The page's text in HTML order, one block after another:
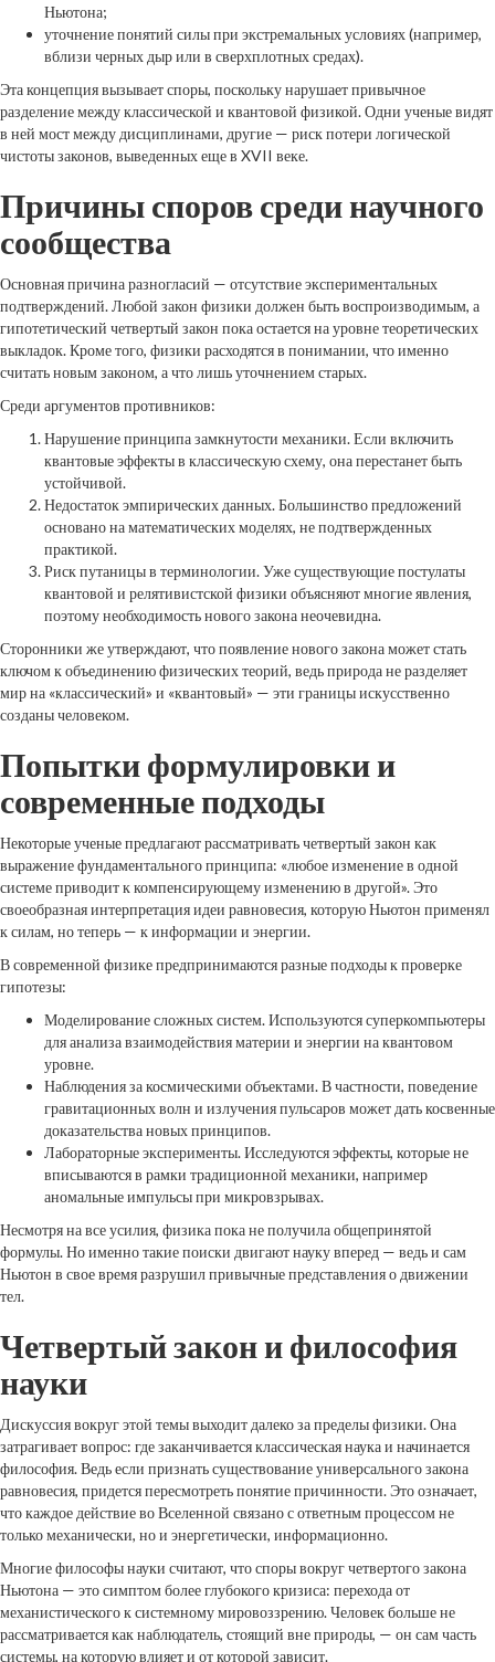
Ньютона;
уточнение понятий силы при экстремальных условиях (например,
вблизи черных дыр или в сверхплотных средах).
Эта концепция вызывает споры, поскольку нарушает привычное
разделение между классической и квантовой физикой. Одни ученые видят
в ней мост между дисциплинами, другие — риск потери логической
чистоты законов, выведенных еще в XVII веке.
Причины споров среди научного
сообщества
Основная причина разногласий — отсутствие экспериментальных
подтверждений. Любой закон физики должен быть воспроизводимым, а
гипотетический четвертый закон пока остается на уровне теоретических
выкладок. Кроме того, физики расходятся в понимании, что именно
считать новым законом, а что лишь уточнением старых.
Среди аргументов противников:
Нарушение принципа замкнутости механики. Если включить
квантовые эффекты в классическую схему, она перестанет быть
устойчивой.
Недостаток эмпирических данных. Большинство предложений
основано на математических моделях, не подтвержденных
практикой.
Риск путаницы в терминологии. Уже существующие постулаты
квантовой и релятивистской физики объясняют многие явления,
поэтому необходимость нового закона неочевидна.
Сторонники же утверждают, что появление нового закона может стать
ключом к объединению физических теорий, ведь природа не разделяет
мир на «классический» и «квантовый» — эти границы искусственно
созданы человеком.
Попытки формулировки и
современные подходы
Некоторые ученые предлагают рассматривать четвертый закон как
выражение фундаментального принципа: «любое изменение в одной
системе приводит к компенсирующему изменению в другой». Это
своеобразная интерпретация идеи равновесия, которую Ньютон применял
к силам, но теперь — к информации и энергии.
В современной физике предпринимаются разные подходы к проверке
гипотезы:
Моделирование сложных систем. Используются суперкомпьютеры
для анализа взаимодействия материи и энергии на квантовом
уровне.
Наблюдения за космическими объектами. В частности, поведение
гравитационных волн и излучения пульсаров может дать косвенные
доказательства новых принципов.
Лабораторные эксперименты. Исследуются эффекты, которые не
вписываются в рамки традиционной механики, например
аномальные импульсы при микровзрывах.
Несмотря на все усилия, физика пока не получила общепринятой
формулы. Но именно такие поиски двигают науку вперед — ведь и сам
Ньютон в свое время разрушил привычные представления о движении
тел.
Четвертый закон и философия
науки
Дискуссия вокруг этой темы выходит далеко за пределы физики. Она
затрагивает вопрос: где заканчивается классическая наука и начинается
философия. Ведь если признать существование универсального закона
равновесия, придется пересмотреть понятие причинности. Это означает,
что каждое действие во Вселенной связано с ответным процессом не
только механически, но и энергетически, информационно.
Многие философы науки считают, что споры вокруг четвертого закона
Ньютона — это симптом более глубокого кризиса: перехода от
механистического к системному мировоззрению. Человек больше не
рассматривается как наблюдатель, стоящий вне природы, — он сам часть
системы, на которую влияет и от которой зависит.